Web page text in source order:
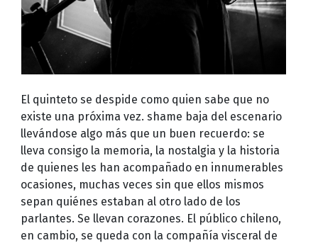
El quinteto se despide como quien sabe que no
existe una próxima vez. shame baja del escenario
llevándose algo más que un buen recuerdo: se
lleva consigo la memoria, la nostalgia y la historia
de quienes les han acompañado en innumerables
ocasiones, muchas veces sin que ellos mismos
sepan quiénes estaban al otro lado de los
parlantes. Se llevan corazones. El público chileno,
en cambio, se queda con la compañía visceral de